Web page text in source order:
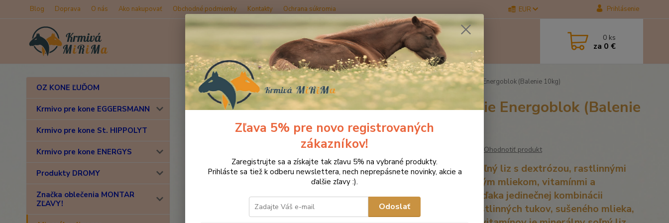
Blog Doprava O nás Ako nakupovať Obchodné podmienky Kontakty Ochrana súkromia EUR Prihlásenie
Hľadať 0 ks
za 0 €
OZ KONE ĽUĎOM
Krmivo pre kone EGGERSMANN
Krmivo pre kone St. HIPPOLYT
Krmivo pre kone ENERGYS
Produkty DROMY
Značka oblečenia MONTAR
ZĽAVY!
Úvod Minerálne lizy pre hospodárske zvieratá Minerálny liz s dodatkom dostupnej energie Energoblok (Balenie 10kg)
Minerálny liz s dodatkom dostupnej energie Energoblok (Balenie
Ohodnotiť produkt
Minerálny soľný liz s dextrózou, rastlinnými
tukmi, sušeným mliekom, vitamínmi a
minerálmi. Vďaka jedinečnej kombinácii
dextrózy, rastlinných tukov, sušeného mlieka,
Zľava 5% pre novo registrovaných
zákazníkov!
Zaregistrujte sa a získajte tak zľavu 5% na vybrané produkty.
Prihláste sa tiež k odberu newslettera, nech neprepásnete novinky, akcie a
ďalšie zľavy :).
Odoslať